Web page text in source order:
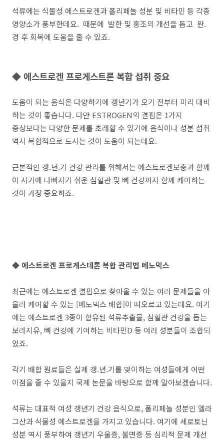
석류에는 식물성 에스트로겐과 폴리페놀 성분 및 비타민 등 각종
영양소가 풍부한데요. 때문에 발한 및 홍조의 개선을 돕고 완.
경 후 회복에 도움을 줄 수 있죠.
◆ 에스트로겐 프로게스트론 복합 섭취 중요
도움이 되는 음식은 다양하기에 갱년기가 오기 전부터 미리 대비
하는 것이 좋습니다. 다만 ESTROGEN의 결핍은 1가지
증상보다는 다양한 문제를 초래할 수 있기에 음식이나 성분 섭취
역시 복합적으로 드시는 것이 도움이 되는데요.
근본적인 갱.년.기 건강 관리를 위해서는 에스트로겐보충과 함께
이 시기에 나빠지기 쉬운 심혈관 및 뼈 건강까지 함께 케어하는
것이 가장 중요하죠.
◆ 에스트로겐 프로게스테론 복합 관리법 메노믹스
최근에는 에스트로겐 결핍으로 찾아올 수 있는 여러 문제들을 아
울러 케어할 수 있는 [메노믹스 배합]이 떠오르고 있는데요. 여기
에는 에스트로겐 3종이 함유된 석류추출물, 심혈관 건강을 돕는
보라지유, 뼈 건강에 기여하는 비타민D 등 여러 성분들이 조합되
었죠.
각기 배합 원료들은 실제 갱.년.기를 맞이하는 여성들에게 어떤
이점을 줄 수 있을지 국제 논문을 바탕으로 함께 알아보겠습니다.
석류는 대표적 여성 갱년기 건강 음식으로, 폴리페놀 성분인 엘라
그산과 식물성 에스트로겐을 가지고 있습니다. 여기에 세로토닌
성분 역시 풍부하여 갱년기 우울증, 불면증 등 심리적 문제 개선